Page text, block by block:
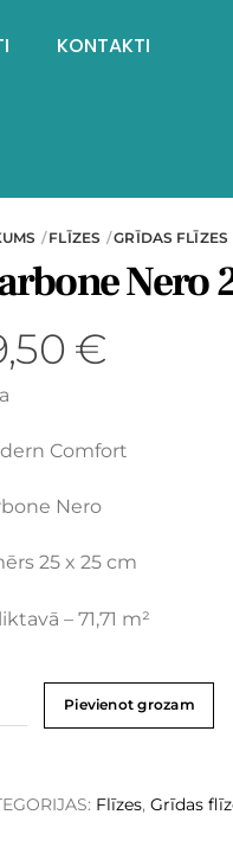
KONTAKTI
FLĪZES GRĪDAS FLĪZES
Nero
€
Comfort
Nero
25 x 25 cm
– 71,71 m²
Pievienot grozam
Flīzes,Grīdas